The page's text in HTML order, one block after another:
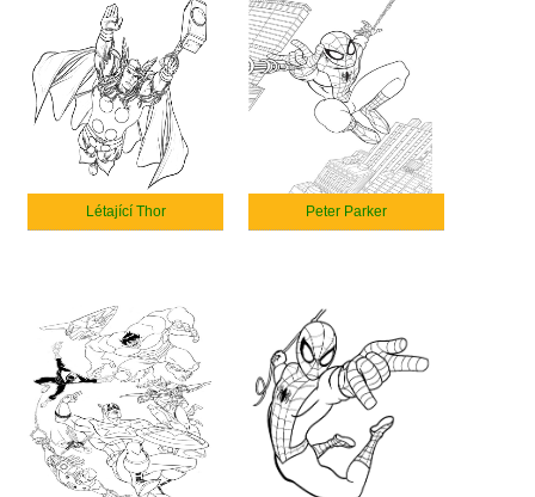
Létající Thor Peter Parker